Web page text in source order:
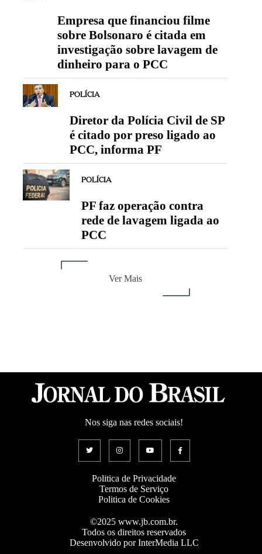
Empresa que financiou filme
sobre Bolsonaro é citada em
investigação sobre lavagem de
dinheiro para o PCC
POLÍCIA
Diretor da Polícia Civil de SP
é citado por preso ligado ao
PCC, informa PF
POLÍCIA
PF faz operação contra
rede de lavagem ligada ao
PCC
Ver Mais
Nos siga nas redes sociais!
Politica de Privacidade
Termos de Serviço
Politica de Cookies
©2025 www.jb.com.br.
Todos os direitos reservados
Desenvolvido por InterMedia LLC